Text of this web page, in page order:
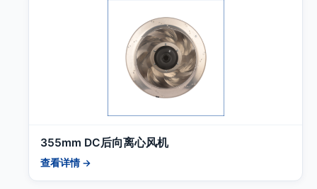
355mm DC后向离心风机
查看详情 →